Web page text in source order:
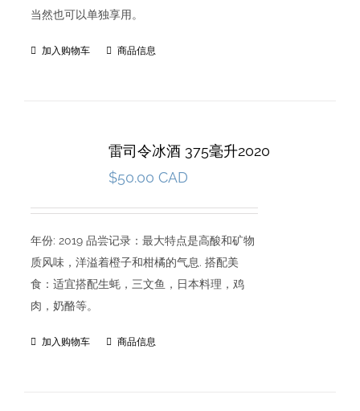
当然也可以单独享用。
加入购物车 商品信息
雷司令冰酒 375毫升2020
$50.00 CAD
年份: 2019 品尝记录：最大特点是高酸和矿物
质风味，洋溢着橙子和柑橘的气息. 搭配美
食：适宜搭配生蚝，三文鱼，日本料理，鸡
肉，奶酪等。
加入购物车 商品信息